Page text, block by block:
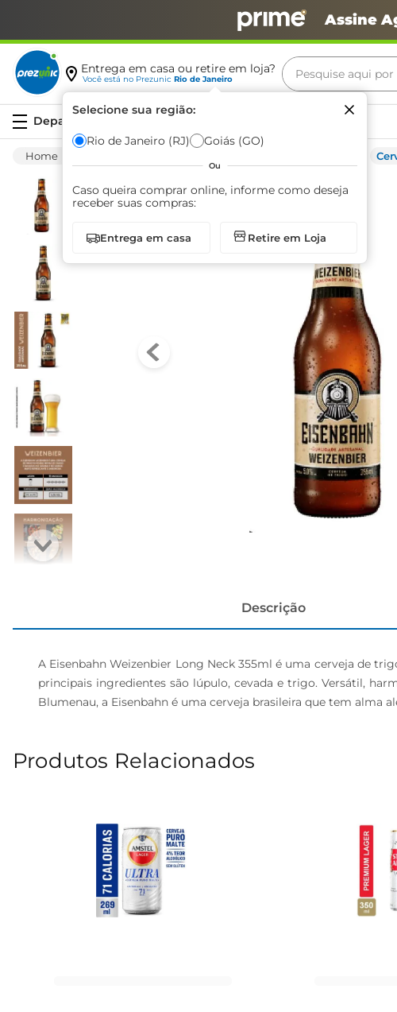
Assine
Entrega em casa ou retire em loja?
Você está no Prezunic Rio de Janeiro
Selecione sua região:
Rio de Janeiro (RJ) Goiás (GO)
Ou
Caso queira comprar online, informe como deseja
receber suas compras:
Entrega em casa Retire em Loja
Pesquise aqui
Descrição
A Eisenbahn Weizenbier Long Neck 355ml é uma cerveja de
principais ingredientes são lúpulo, cevada e trigo. Versátil,
Blumenau, a Eisenbahn é uma cerveja brasileira que tem alma
Produtos Relacionados
Termos mais
café
arroz
azeite
biscoito
cerveja
iogurte
papel higiênico